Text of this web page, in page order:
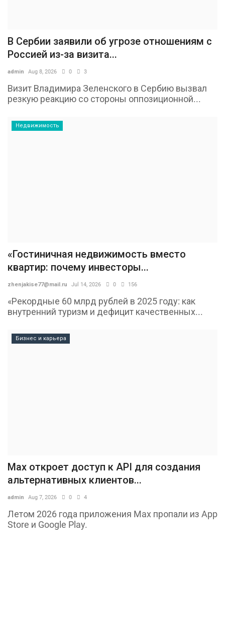
В Сербии заявили об угрозе отношениям с
Россией из-за визита...
admin Aug 8, 2026 0 3
Визит Владимира Зеленского в Сербию вызвал
резкую реакцию со стороны оппозиционной...
Недвижимость
«Гостиничная недвижимость вместо
квартир: почему инвесторы...
zhenjakise77@mail.ru Jul 14, 2026 0 156
«Рекордные 60 млрд рублей в 2025 году: как
внутренний туризм и дефицит качественных...
Бизнес и карьера
Max откроет доступ к API для создания
альтернативных клиентов...
admin Aug 7, 2026 0 4
Летом 2026 года приложения Max пропали из App
Store и Google Play.